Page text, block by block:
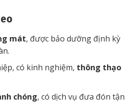
mát, được bảo dưỡng định kỳ
có kinh nghiệm, thông thạo
chóng, có dịch vụ đưa đón tận